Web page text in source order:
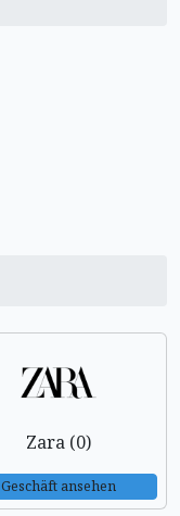
Zara (0)
Geschäft ansehen